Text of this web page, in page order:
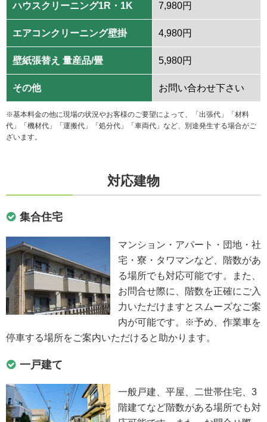
ハウスクリーニング1R・1K 7,980円
エアコンクリーニング壁掛 4,980円
壁紙張替え 量産品/畳 5,980円
その他 お問い合わせ下さい
※基本料金の他に現場の状況やお客様のご要望によって、「出張代」「材料
代」「機材代」「運搬代」「処分代」「車両代」など、別途発生する場合がご
ざいます。
対応建物
集合住宅
マンション・アパート・団地・社
宅・寮・タワマンなど、階数があ
る場所でも対応可能です。また、
お問合せ際に、階数を正確にご入
力いただけますとスムーズなご案
内が可能です。※予め、作業車を
停車する場所をご案内いただけると助かります。
一戸建て
一般戸建、平屋、二世帯住宅、3
階建てなど階数がある場所でも対